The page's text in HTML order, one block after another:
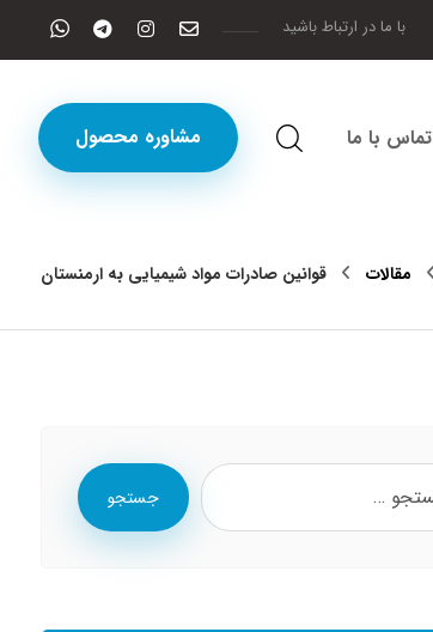
با ما در ارتباط باشید
مشاوره محصول تماس با ما
مقالات قوانین صادرات مواد شیمیایی به ارمنستان
جستجو